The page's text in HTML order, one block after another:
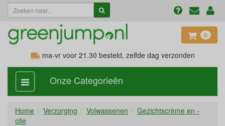
0
ma-vr voor 21.30 besteld, zelfde dag verzonden
categorie
aan,
Onze Categorieën
Home Verzorging Volwassenen
Gezichtscrème en -
olie